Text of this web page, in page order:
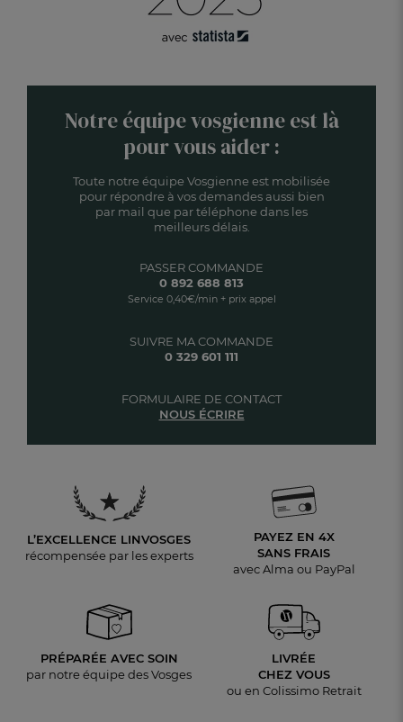
Notre équipe vosgienne est là
pour vous aider :
Toute notre équipe Vosgienne est mobilisée
pour répondre à vos demandes aussi bien
par mail que par téléphone dans les
meilleurs délais.
SUIVRE MA COMMANDE
0 329 601 111
PASSER COMMANDE
0 892 688 813
Service 0,40€/min + prix appel
FORMULAIRE DE CONTACT
NOUS ÉCRIRE
L’EXCELLENCE LINVOSGES
récompensée par les experts
PAYEZ EN 4X
SANS FRAIS
avec Alma ou PayPal
PRÉPARÉE AVEC SOIN
par notre équipe des Vosges
LIVRÉE
CHEZ VOUS
ou en Colissimo Retrait